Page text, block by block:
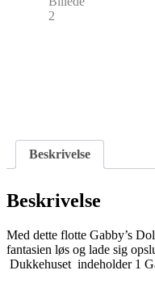
Beskrivelse
Beskrivelse
Med dette flotte Gabby’s
fantasien løs og lade sig
Dukkehuset indeholder 1